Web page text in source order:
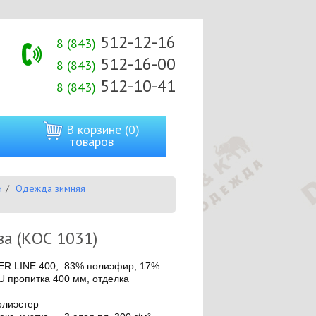
8 (843) 512-12-16
8 (843) 512-16-00
8 (843) 512-10-41
В корзине (0)
товаров
Одежда зимняя
(КОС 1031)
LINE 400, 83% полиэфир, 17%
пропитка 400 мм, отделка